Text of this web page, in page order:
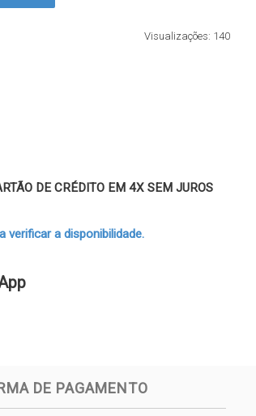
Visualizações: 140
DE CRÉDITO EM 4X SEM JUROS
verificar a disponibilidade.
DE PAGAMENTO